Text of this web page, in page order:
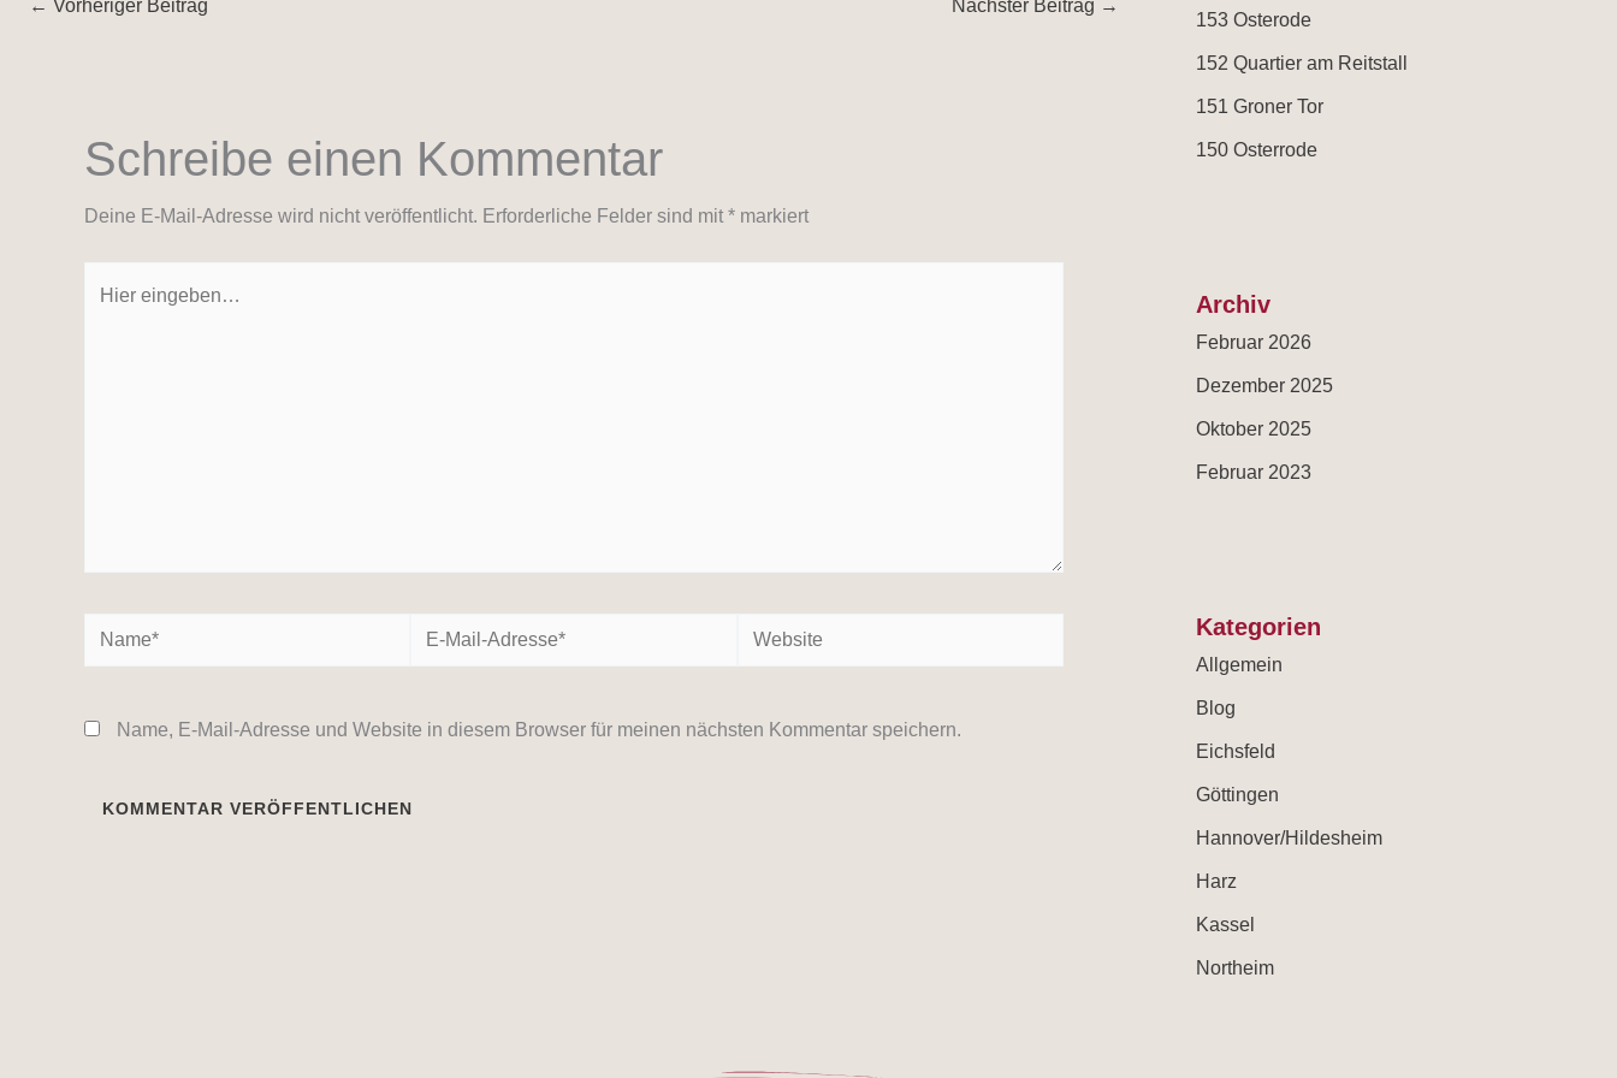
← Vorheriger Beitrag Nächster Beitrag →
Schreibe einen Kommentar
Deine E-Mail-Adresse wird nicht veröffentlicht. Erforderliche Felder sind mit * markiert
Name*
E-
Mail-
Website
Name, E-Mail-Adresse und Website in diesem Browser für meinen nächsten Kommentar speichern.
153 Osterode
152 Quartier am Reitstall
151 Groner Tor
150 Osterrode
Archiv
Februar 2026
Dezember 2025
Oktober 2025
Februar 2023
Kategorien
Allgemein
Blog
Eichsfeld
Göttingen
Hannover/Hildesheim
Harz
Kassel
Northeim